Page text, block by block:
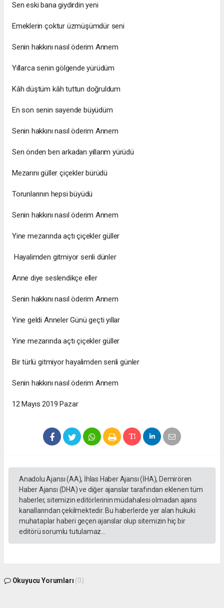
Sen eski bana giydirdin yeni
Emeklerin çoktur üzmüşümdür seni
Senin hakkını nasıl öderim Annem
Yıllarca senin gölgende yürüdüm
Kâh düştüm kâh tuttun doğruldum
En son senin sayende büyüdüm
Senin hakkını nasıl öderim Annem
Sen önden ben arkadan yıllarım yürüdü
Mezarını güller çiçekler bürüdü
Torunlarının hepsi büyüdü
Senin hakkını nasıl öderim Annem
Yine mezarında açtı çiçekler güller
Hayalimden gitmiyor senli dünler
Anne diye seslendikçe eller
Senin hakkını nasıl öderim Annem
Yine geldi Anneler Günü geçti yıllar
Yine mezarında açtı çiçekler güller
Bir türlü gitmiyor hayalimden senli günler
Senin hakkını nasıl öderim Annem
12 Mayıs 2019 Pazar
Anadolu Ajansı (AA), İhlas Haber Ajansı (İHA), Demirören
Haber Ajansı (DHA) ve diğer ajanslar tarafından eklenen tüm
haberler, sitemizin editörlerinin müdahalesi olmadan ajans
kanallarından çekilmektedir. Bu haberlerde yer alan hukuki
muhataplar haberi geçen ajanslar olup sitemizin hiç bir
editörü sorumlu tutulamaz...
Okuyucu Yorumları (0)